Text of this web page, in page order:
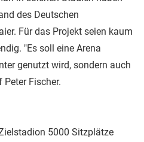
des Deutschen
Für das Projekt seien kaum
"Es soll eine Arena
genutzt wird, sondern auch
Peter Fischer.
5000 Sitzplätze